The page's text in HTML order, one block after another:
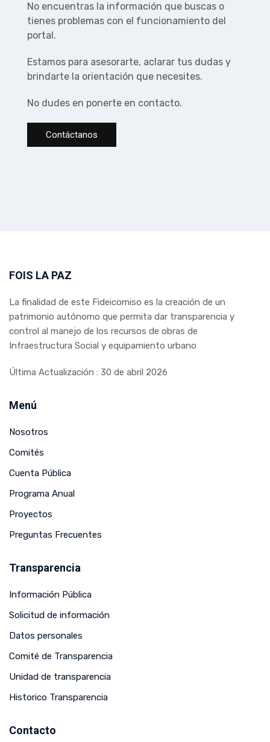
No encuentras la información que buscas o
tienes problemas con el funcionamiento del
portal.
Estamos para asesorarte, aclarar tus dudas y
brindarte la orientación que necesites.
No dudes en ponerte en contacto.
Contáctanos
FOIS LA PAZ
La finalidad de este Fideicomiso es la creación de un
patrimonio autónomo que permita dar transparencia y
control al manejo de los recursos de obras de
Infraestructura Social y equipamiento urbano
Última Actualización : 30 de abril 2026
Menú
Nosotros
Comités
Cuenta Pública
Programa Anual
Proyectos
Preguntas Frecuentes
Transparencia
Información Pública
Solicitud de información
Datos personales
Comité de Transparencia
Unidad de transparencia
Historico Transparencia
Contacto